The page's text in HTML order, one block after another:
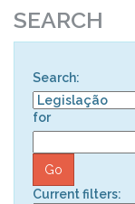
SEARCH
Search:
for
Current filters: